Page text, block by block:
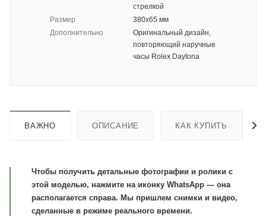
стрелкой
Размер
380x65 мм
Дополнительно
Оригинальный дизайн,
повторяющий наручные
часы Rolex Daytona
ВАЖНО ОПИСАНИЕ КАК КУПИТЬ
Чтобы получить детальные фотографии и ролики с
этой моделью, нажмите на иконку WhatsApp — она
располагается справа. Мы пришлем снимки и видео,
сделанные в режиме реального времени.